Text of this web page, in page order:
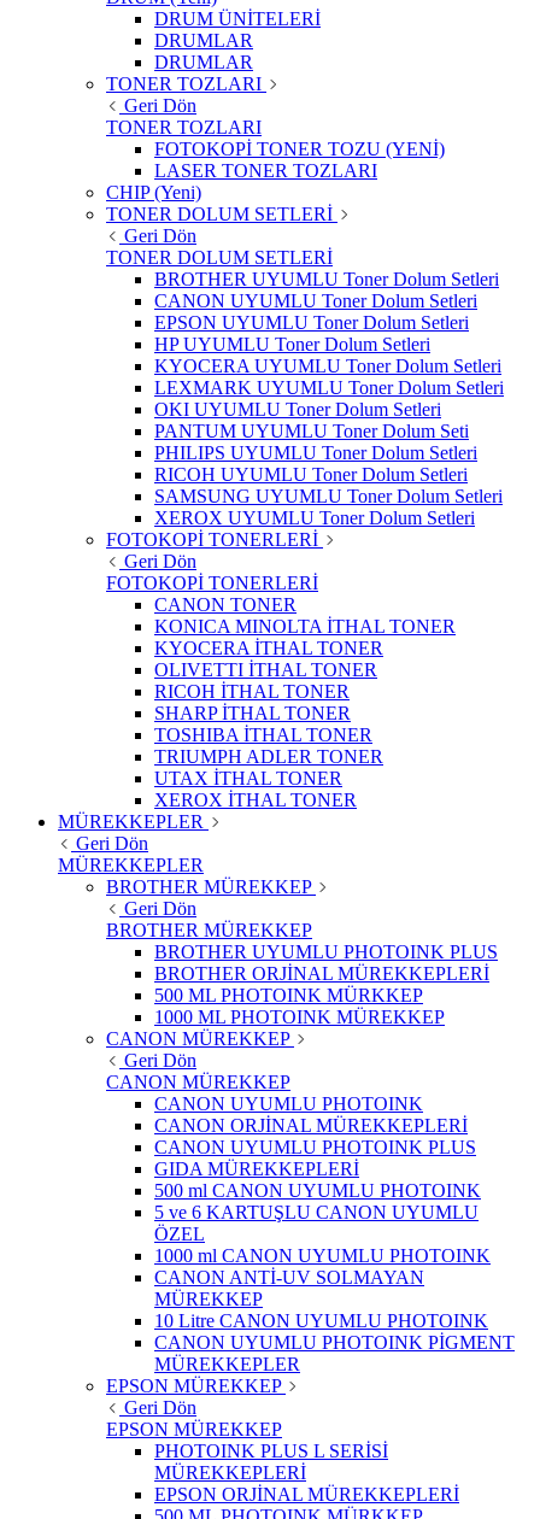
DRUM ÜNİTELERİ
DRUMLAR
DRUMLAR
TONER TOZLARI
Geri Dön
TONER TOZLARI
FOTOKOPİ TONER TOZU (YENİ)
LASER TONER TOZLARI
CHIP (Yeni)
TONER DOLUM SETLERİ
Geri Dön
TONER DOLUM SETLERİ
BROTHER UYUMLU Toner Dolum Setleri
CANON UYUMLU Toner Dolum Setleri
EPSON UYUMLU Toner Dolum Setleri
HP UYUMLU Toner Dolum Setleri
KYOCERA UYUMLU Toner Dolum Setleri
LEXMARK UYUMLU Toner Dolum Setleri
OKI UYUMLU Toner Dolum Setleri
PANTUM UYUMLU Toner Dolum Seti
PHILIPS UYUMLU Toner Dolum Setleri
RICOH UYUMLU Toner Dolum Setleri
SAMSUNG UYUMLU Toner Dolum Setleri
XEROX UYUMLU Toner Dolum Setleri
FOTOKOPİ TONERLERİ
Geri Dön
FOTOKOPİ TONERLERİ
CANON TONER
KONICA MINOLTA İTHAL TONER
KYOCERA İTHAL TONER
OLIVETTI İTHAL TONER
RICOH İTHAL TONER
SHARP İTHAL TONER
TOSHIBA İTHAL TONER
TRIUMPH ADLER TONER
UTAX İTHAL TONER
XEROX İTHAL TONER
MÜREKKEPLER
Geri Dön
MÜREKKEPLER
BROTHER MÜREKKEP
Geri Dön
BROTHER MÜREKKEP
BROTHER UYUMLU PHOTOINK PLUS
BROTHER ORJİNAL MÜREKKEPLERİ
500 ML PHOTOINK MÜRKKEP
1000 ML PHOTOINK MÜREKKEP
CANON MÜREKKEP
Geri Dön
CANON MÜREKKEP
CANON UYUMLU PHOTOINK
CANON ORJİNAL MÜREKKEPLERİ
CANON UYUMLU PHOTOINK PLUS
GIDA MÜREKKEPLERİ
500 ml CANON UYUMLU PHOTOINK
5 ve 6 KARTUŞLU CANON UYUMLU
ÖZEL
1000 ml CANON UYUMLU PHOTOINK
CANON ANTİ-UV SOLMAYAN
MÜREKKEP
10 Litre CANON UYUMLU PHOTOINK
CANON UYUMLU PHOTOINK PİGMENT
MÜREKKEPLER
EPSON MÜREKKEP
Geri Dön
EPSON MÜREKKEP
PHOTOINK PLUS L SERİSİ
MÜREKKEPLERİ
EPSON ORJİNAL MÜREKKEPLERİ